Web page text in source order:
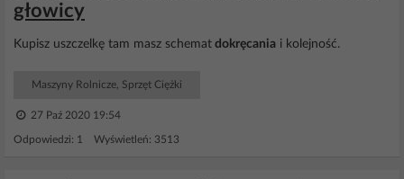
głowicy
Kupisz uszczelkę tam masz schemat dokręcania i kolejność.
Maszyny Rolnicze, Sprzęt Ciężki
27 Paź 2020 19:54
Odpowiedzi: 1 Wyświetleń: 3513